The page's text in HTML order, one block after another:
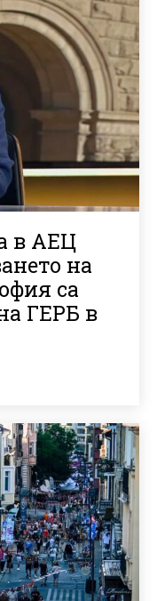
в АЕЦ
на
са
ГЕРБ в